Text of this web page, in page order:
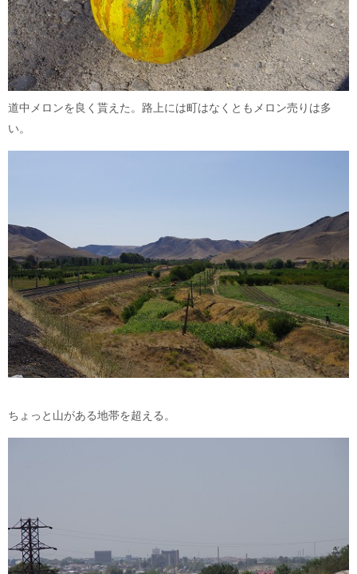
道中メロンを良く貰えた。路上には町はなくともメロン売りは多
い。
ちょっと山がある地帯を超える。